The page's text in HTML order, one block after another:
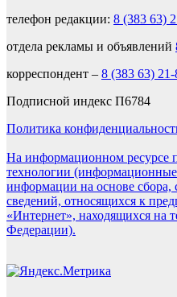
телефон редакции: 8 (383 63)
отдела рекламы и объявлений
корреспондент – 8 (383 63) 21-
Подписной индекс П6784
Политика
На информационном ресурсе
технологии
информации на основе сбора,
сведений, относящихся к
«Интернет», находящихся на
Федерации).